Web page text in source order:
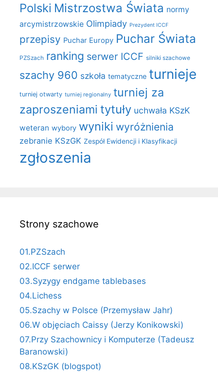
Polski Mistrzostwa Świata normy
arcymistrzowskie Olimpiady Prezydent ICCF
przepisy Puchar Europy Puchar Świata
PZSzach ranking serwer ICCF silniki szachowe
szachy 960 szkoła tematyczne turnieje
turniej otwarty turniej regionalny turniej za
zaproszeniami tytuły uchwała KSzK
weteran wybory wyniki wyróżnienia
zebranie KSzGK Zespół Ewidencji i Klasyfikacji
zgłoszenia
Strony szachowe
01.PZSzach
02.ICCF serwer
03.Syzygy endgame tablebases
04.Lichess
05.Szachy w Polsce (Przemysław Jahr)
06.W objęciach Caissy (Jerzy Konikowski)
07.Przy Szachownicy i Komputerze (Tadeusz
Baranowski)
08.KSzGK (blogspot)